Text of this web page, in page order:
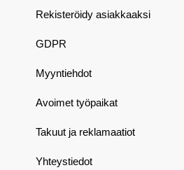
Rekisteröidy asiakkaaksi
GDPR
Myyntiehdot
Avoimet työpaikat
Takuut ja reklamaatiot
Yhteystiedot